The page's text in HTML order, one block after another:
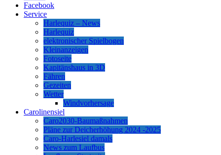
Facebook
Service
Harlequiz – News
Harlequiz
elektronischer Spielbogen
Kleinanzeigen
Fotoseite
Kapitänshaus in 3D
Fähren
Gezeiten
Wetter
Windvorhersage
Carolinensiel
Caro2030-Baumaßnahmen
Pläne zur Deicherhöhung 2024 -2025
Caro-Harlesiel damals
News zum Laufbus